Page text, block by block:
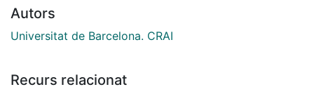
Autors
Universitat de Barcelona. CRAI
Recurs relacionat